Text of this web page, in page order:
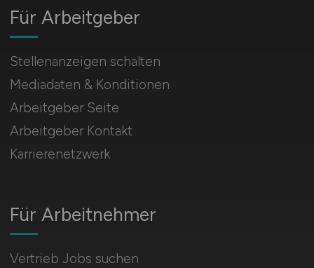
Für Arbeitnehmer
Vertrieb Jobs suchen
Für Arbeitgeber
Stellenanzeigen schalten
Mediadaten & Konditionen
Arbeitgeber Seite
Arbeitgeber Kontakt
Karrierenetzwerk